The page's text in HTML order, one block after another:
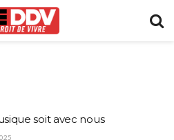
soit avec nous